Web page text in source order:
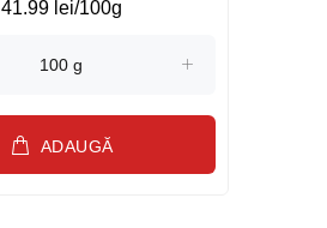
41.99 lei/100g
ADAUGĂ